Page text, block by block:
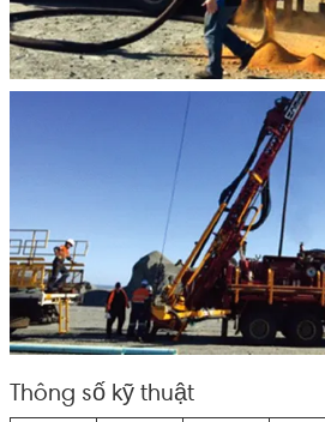
Thông số kỹ thuật